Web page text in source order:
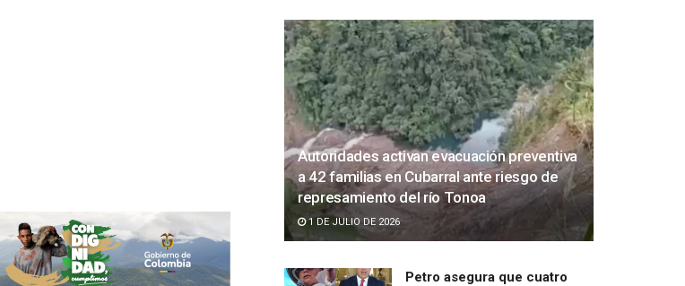
Autoridades activan evacuación preventiva
a 42 familias en Cubarral ante riesgo de
represamiento del río Tonoa
1 DE JULIO DE 2026
Petro asegura que cuatro